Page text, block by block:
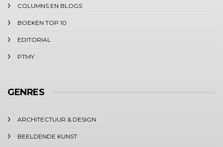
COLUMNS EN BLOGS
BOEKEN TOP 10
EDITORIAL
PTMY
GENRES
ARCHITECTUUR & DESIGN
BEELDENDE KUNST